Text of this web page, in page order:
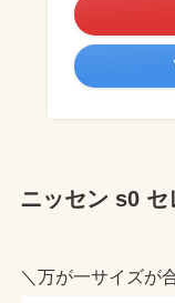
ニッセン s0 セ
＼万が一サイズが